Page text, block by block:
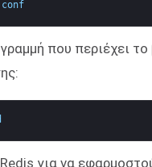
conf
που περιέχει το
για να